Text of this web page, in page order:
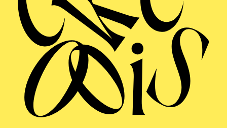
SEPTEMBER 2026
PHILHARMONIE ESSEN
Friday
04.09.2026
20:00 - 23:00
Alfried Krupp Saal